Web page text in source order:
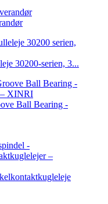
30200-serien, 3...
Ball Bearing -